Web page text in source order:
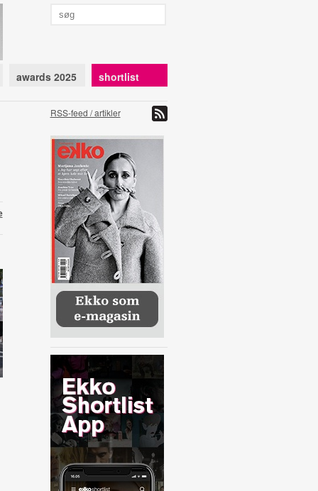
awards 2025 shortlist
RSS-feed / artikler